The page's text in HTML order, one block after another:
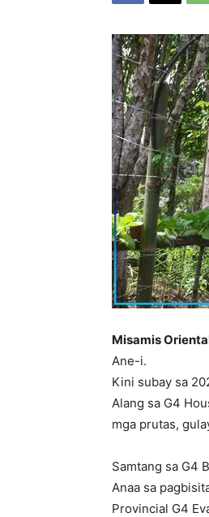
Misamis
Ane-i.
Kini subay sa
Alang sa G4
mga prutas,
Samtang sa G4
Anaa sa
Provincial G4